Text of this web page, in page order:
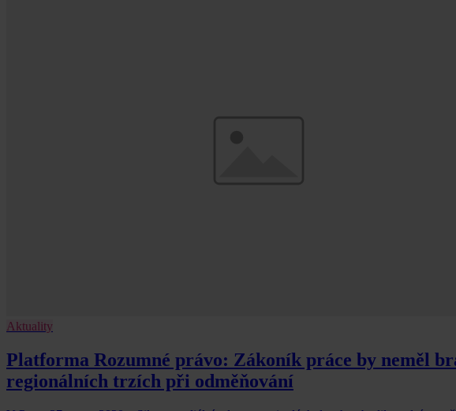
Aktuality
Platforma Rozumné právo: Zákoník práce by neměl
regionálních trzích při odměňování